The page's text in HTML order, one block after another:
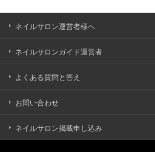
ネイルサロン運営者様へ
ネイルサロンガイド運営者
よくある質問と答え
お問い合わせ
ネイルサロン掲載申し込み